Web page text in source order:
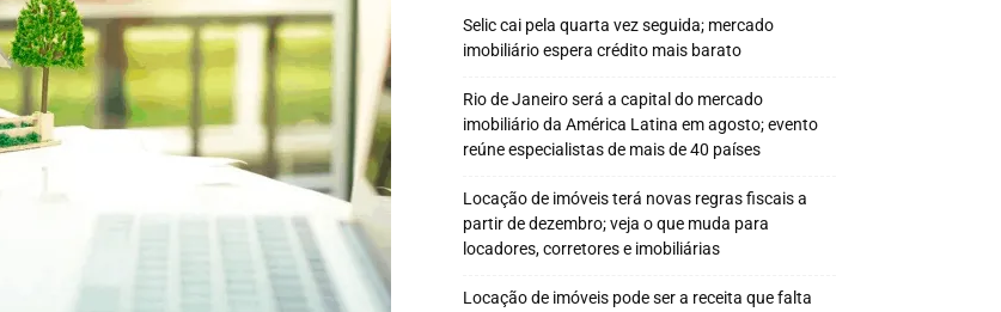
Selic cai pela quarta vez seguida; mercado
imobiliário espera crédito mais barato
Rio de Janeiro será a capital do mercado
imobiliário da América Latina em agosto; evento
reúne especialistas de mais de 40 países
Locação de imóveis terá novas regras fiscais a
partir de dezembro; veja o que muda para
locadores, corretores e imobiliárias
Locação de imóveis pode ser a receita que falta